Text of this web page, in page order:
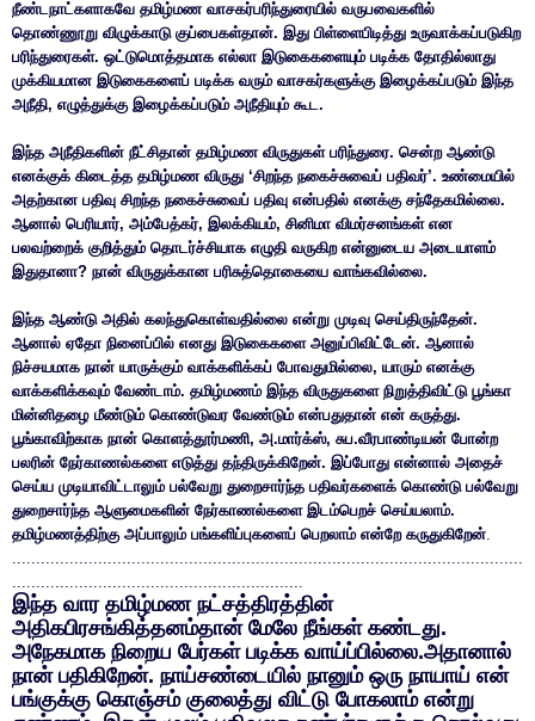
நீண்டநாட்களாகவே தமிழ்மண வாசகர்பரிந்துரையில் வருபவைகளில்
தொண்ணூறு விழுக்காடு குப்பைகள்தான். இது பிள்ளைபிடித்து உருவாக்கப்படுகிற
பரிந்துரைகள். ஒட்டுமொத்தமாக எல்லா இடுகைகளையும் படிக்க தோதில்லாது
முக்கியமான இடுகைகளைப் படிக்க வரும் வாசகர்களுக்கு இழைக்கப்படும் இந்த
அநீதி, எழுத்துக்கு இழைக்கப்படும் அநீதியும் கூட.
இந்த அநீதிகளின் நீட்சிதான் தமிழ்மண விருதுகள் பரிந்துரை. சென்ற ஆண்டு
எனக்குக் கிடைத்த தமிழ்மண விருது ‘சிறந்த நகைச்சுவைப் பதிவர்’. உண்மையில்
அதற்கான பதிவு சிறந்த நகைச்சுவைப் பதிவு என்பதில் எனக்கு சந்தேகமில்லை.
ஆனால் பெரியார், அம்பேத்கர், இலக்கியம், சினிமா விமர்சனங்கள் என
பலவற்றைக் குறித்தும் தொடர்ச்சியாக எழுதி வருகிற என்னுடைய அடையாளம்
இதுதானா? நான் விருதுக்கான பரிசுத்தொகையை வாங்கவில்லை.
இந்த ஆண்டு அதில் கலந்துகொள்வதில்லை என்று முடிவு செய்திருந்தேன்.
ஆனால் ஏதோ நினைப்பில் எனது இடுகைகளை அனுப்பிவிட்டேன். ஆனால்
நிச்சயமாக நான் யாருக்கும் வாக்களிக்கப் போவதுமில்லை, யாரும் எனக்கு
வாக்களிக்கவும் வேண்டாம். தமிழ்மணம் இந்த விருதுகளை நிறுத்திவிட்டு பூங்கா
மின்னிதழை மீண்டும் கொண்டுவர வேண்டும் என்பதுதான் என் கருத்து.
பூங்காவிற்காக நான் கொளத்தூர்மணி, அ.மார்க்ஸ், சுப.வீரபாண்டியன் போன்ற
பலரின் நேர்காணல்களை எடுத்து தந்திருக்கிறேன். இப்போது என்னால் அதைச்
செய்ய முடியாவிட்டாலும் பல்வேறு துறைசார்ந்த பதிவர்களைக் கொண்டு பல்வேறு
துறைசார்ந்த ஆளுமைகளின் நேர்காணல்களை இடம்பெறச் செய்யலாம்.
தமிழ்மணத்திற்கு அப்பாலும் பங்களிப்புகளைப் பெறலாம் என்றே கருதுகிறேன்
இந்த வார தமிழ்மண நட்சத்திரத்தின்
அதிகபிரசங்கித்தனம்தான் மேலே நீங்கள் கண்டது.
அநேகமாக நிறைய பேர்கள் படிக்க வாய்ப்பில்லை.அதானால்
நான் பதிகிறேன். நாய்சண்டையில் நானும் ஒரு நாயாய் என்
பங்குக்கு கொஞ்சம் குலைத்து விட்டு போகலாம் என்று